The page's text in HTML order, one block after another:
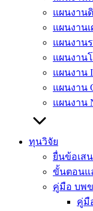
แผนงาน
แผนงาน
แผนงาน
แผนงาน
แผนงาน
แผนงาน
แผนงาน
ทุนวิจัย
ยื่นข้อเส
ขั้นตอนแ
คู่มือ บพ
คู่มื